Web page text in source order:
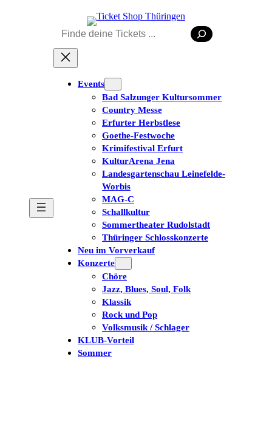
Suchen
Events
Bad Salzunger Kultursommer
Country Messe
Erfurter Herbstlese
Goethe-Festwoche
Krimifestival Erfurt
KulturArena Jena
Landesgartenschau Leinefelde-
Worbis
MAG-C
Schallkultur
Sommertheater Rudolstadt
Thüringer Schlosskonzerte
Neu im Vorverkauf
Konzerte
Chöre
Jazz, Blues, Soul, Folk
Klassik
Rock und Pop
Volksmusik / Schlager
KLUB-Vorteil
Sommer